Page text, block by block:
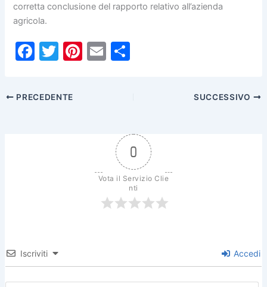
corretta conclusione del rapporto relativo all’azienda
agricola.
F
c
T
itt
Pi E
di
PRECEDENTE SUCCESSIVO
0
Vota il Servizio Clie
nti
Iscriviti Accedi